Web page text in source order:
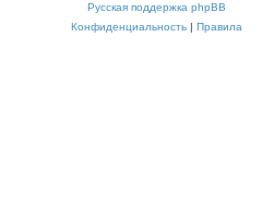
Русская поддержка phpBB
Конфиденциальность | Правила